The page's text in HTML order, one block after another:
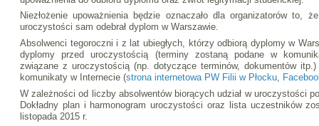
Niezłożenie upoważnienia będzie oznaczało dla organizatorów to,
uroczystości sam odebrał dyplom w Warszawie.
Absolwenci tegoroczni i z lat ubiegłych, którzy odbiorą dyplomy w
dyplomy przed uroczystością (terminy zostaną podane w
związane z uroczystością (np. dotyczące terminów, dokumentów
komunikaty w Internecie (strona internetowa PW Filii w Płocku
W zależności od liczby absolwentów biorących udział w uroczystości
Dokładny plan i harmonogram uroczystości oraz lista uczestników
listopada 2015 r.